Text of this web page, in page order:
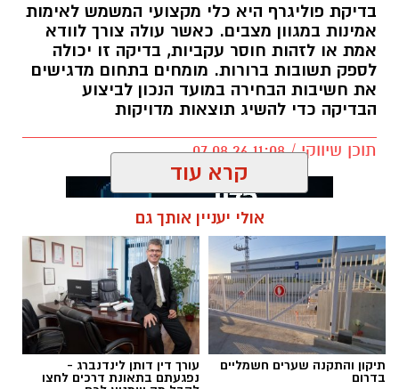
תגים:תוספת אגירה למערכת, אגירת חשמל בסוללות
מערכת סולארית קרקעית
קרדיט תמונה magnific
בדיקת פוליגרף היא כלי מקצועי המשמש לאימות
אמינות במגוון מצבים. כאשר עולה צורך לוודא
אמת או לזהות חוסר עקביות, בדיקה זו יכולה
לספק תשובות ברורות. מומחים בתחום מדגישים
את חשיבות הבחירה במועד הנכון לביצוע
הבדיקה כדי להשיג תוצאות מדויקות
תוכן שיווקי / 11:08 07.08.26
תגים:בדיקת פוליגרף
קרא עוד
אולי יעניין אותך גם
תיקון והתקנה שערים חשמליים
בדרום
עורך דין דותן לינדנברג -
נפגעתם בתאונת דרכים לחצו